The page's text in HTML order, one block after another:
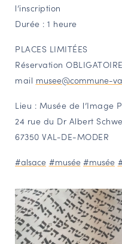
l’inscription
Durée : 1 heure
PLACES LIMITÉES
Réservation
mail musee@commune-
Lieu : Musée de l’Image
24 rue du Dr Albert
67350 VAL-DE-MODER
#alsace #musée #musée